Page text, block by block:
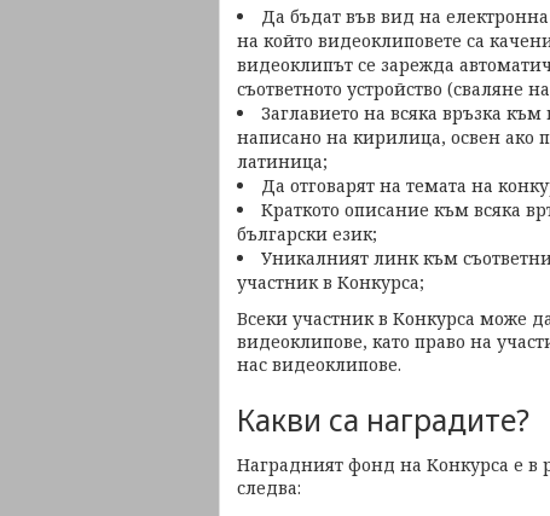
Да бъдат във вид на
на който видеоклиповете са
видеоклипът се зарежда
съответното устройство (сваляне
Заглавието на всяка връзка
написано на кирилица, освен ако
латиница;
Да отговарят на темата на
Краткото описание към всяка
български език;
Уникалният линк към
участник в Конкурса;
Всеки участник в Конкурса може
видеоклипове, като право на
нас видеоклипове.
Какви са наградите?
Наградният фонд на Конкурса е в
следва: